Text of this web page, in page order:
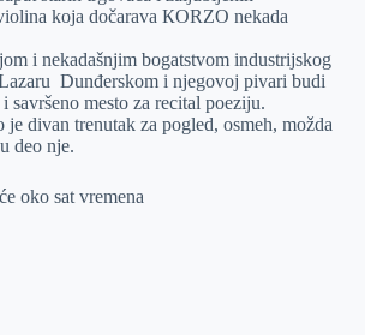
koja dočarava КORZO nekada
i nekadašnjim bogatstvom industrijskog
Dunđerskom i njegovoj pivari budi
savršeno mesto za recital poeziju.
divan trenutak za pogled, osmeh, možda
deo nje.
oko sat vremena